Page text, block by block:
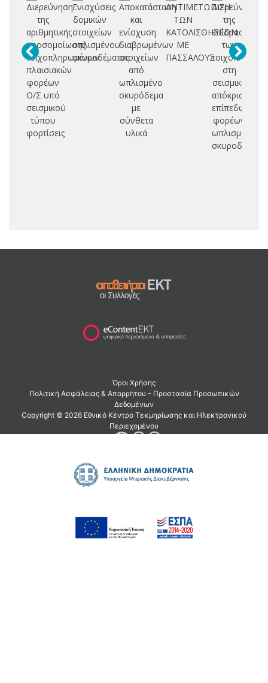
Διερεύνηση
της
αριθμητικής
προσομοίωσης
τοιχοπληρωμένων
πλαισιακών
φορέων
Ο/Σ υπό
σεισμικού
τύπου
φορτίσεις
Ενισχύσεις
δομικών
στοιχείων
οπλισμένου
σκυροδέματος
Αποκατάσταση
και
ενίσχυση
διαβρωμένων
στοιχείων
από
ωπλισμένο
σκυρόδεμα
με
σύνθετα
υλικά
ΑΝΤΙΜΕΤΩΠΙΣΗ
ΤΩΝ
ΚΑΤΟΛΙΣΘΗΣΕΩΝ
ΜΕ
ΠΑΣΣΑΛΟΥΣ
Διερεύνηση
της
επίδρασης
των
στη
σεισμική
απόκριση
επίπεδων
φορέων
ωπλισμένου